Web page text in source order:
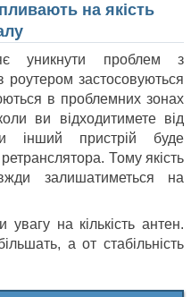
на якість
уникнути проблем з
роутером застосовуються
в проблемних зонах
ви відходитимете від
інший пристрій буде
Тому якість
залишатиметься на
на кількість антен.
а от стабільність